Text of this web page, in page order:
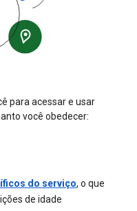
para acessar e usar
você obedecer:
do serviço, o que
de idade